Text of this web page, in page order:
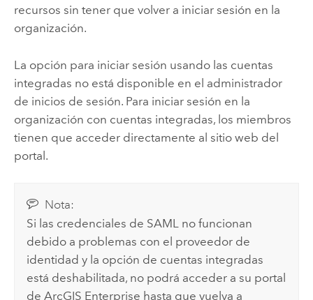
recursos sin tener que volver a iniciar sesión en la
organización.
La opción para iniciar sesión usando las cuentas
integradas no está disponible en el administrador
de inicios de sesión. Para iniciar sesión en la
organización con cuentas integradas, los miembros
tienen que acceder directamente al sitio web del
portal.
Nota:
Si las credenciales de SAML no funcionan
debido a problemas con el proveedor de
identidad y la opción de cuentas integradas
está deshabilitada, no podrá acceder a su portal
deArcGIS Enterprise hasta que vuelva a